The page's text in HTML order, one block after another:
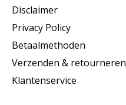
Disclaimer
Privacy Policy
Betaalmethoden
Verzenden & retourneren
Klantenservice